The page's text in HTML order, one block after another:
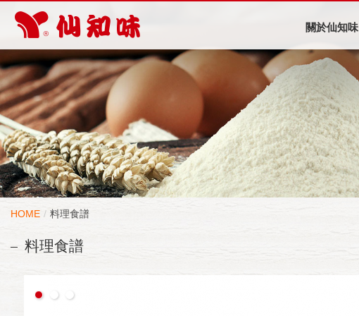
關於仙知味
HOME 料理食譜
料理食譜